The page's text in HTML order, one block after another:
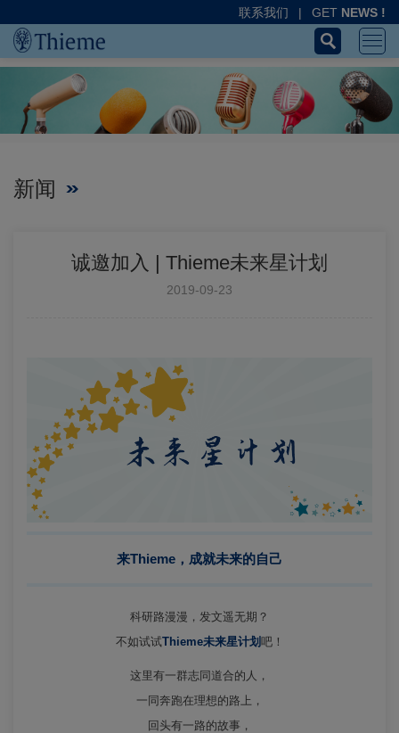
联系我们 | GET NEWS !
新闻
诚邀加入 | Thieme未来星计划
2019-09-23
来Thieme，成就未来的自己
科研路漫漫，发文遥无期？
不如试试Thieme未来星计划 吧！
这里有一群志同道合的人，
一同奔跑在理想的路上，
回头有一路的故事，